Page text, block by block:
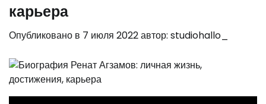
карьера
Опубликовано в 7 июля 2022автор: studiohallo_